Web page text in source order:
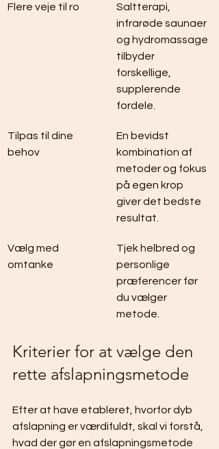
Flere veje til ro
Saltterapi,
infrarøde saunaer
og hydromassage
tilbyder
forskellige,
supplerende
fordele.
Tilpas til dine
behov
En bevidst
kombination af
metoder og fokus
på egen krop
giver det bedste
resultat.
Vælg med
omtanke
Tjek helbred og
personlige
præferencer før
du vælger
metode.
Kriterier for at vælge den
rette afslapningsmetode
Efter at have etableret, hvorfor dyb
afslapning er værdifuldt, skal vi forstå,
hvad der gør en afslapningsmetode